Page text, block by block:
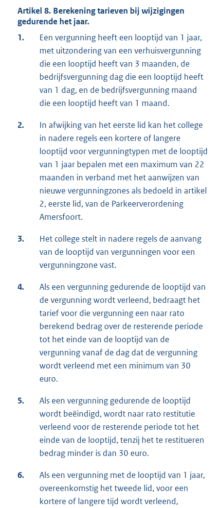
Artikel 8. Berekening tarieven bij wijzigingen
gedurende het jaar.
1.
Een vergunning heeft een looptijd van 1 jaar,
met uitzondering van een verhuisvergunning
die een looptijd heeft van 3 maanden, de
bedrijfsvergunning dag die een looptijd heeft
van 1 dag, en de bedrijfsvergunning maand
die een looptijd heeft van 1 maand.
2.
In afwijking van het eerste lid kan het college
in nadere regels een kortere of langere
looptijd voor vergunningtypen met de looptijd
van 1 jaar bepalen met een maximum van 22
maanden in verband met het aanwijzen van
nieuwe vergunningzones als bedoeld in artikel
2, eerste lid, van de Parkeerverordening
Amersfoort.
3.
Het college stelt in nadere regels de aanvang
van de looptijd van vergunningen voor een
vergunningzone vast.
4.
Als een vergunning gedurende de looptijd van
de vergunning wordt verleend, bedraagt het
tarief voor die vergunning een naar rato
berekend bedrag over de resterende periode
tot het einde van de looptijd van de
vergunning vanaf de dag dat de vergunning
wordt verleend met een minimum van 30
euro.
5.
Als een vergunning gedurende de looptijd
wordt beëindigd, wordt naar rato restitutie
verleend voor de resterende periode tot het
einde van de looptijd, tenzij het te restitueren
bedrag minder is dan 30 euro.
6.
Als een vergunning met de looptijd van 1 jaar,
overeenkomstig het tweede lid, voor een
kortere of langere tijd wordt verleend,